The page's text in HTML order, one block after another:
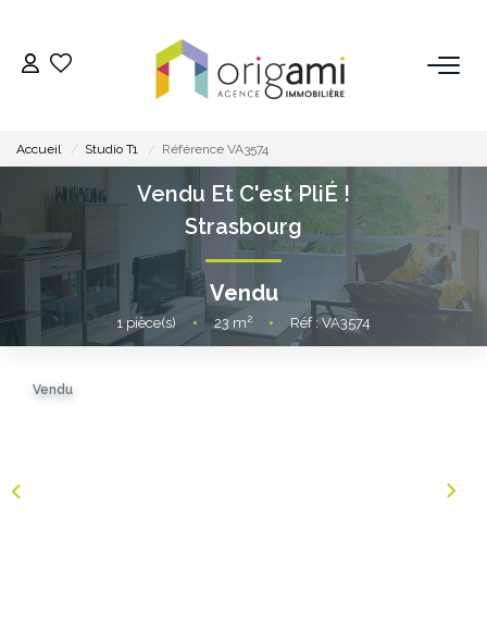
ACHETER
LOUER
VENDRE
Accueil Studio T1 Référence VA3574
Vendu Et C'est PliÉ !
Strasbourg
Vendu
1 pièce(s) • 23 m² • Réf : VA3574
Vendu